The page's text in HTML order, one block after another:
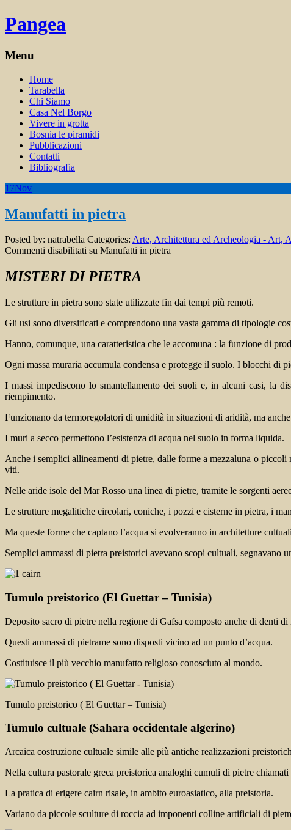
Pangea
Menu
Home
Tarabella
Chi Siamo
Casa Nel Borgo
Vivere in grotta
Bosnia le piramidi
Pubblicazioni
Contatti
Bibliografia
17Nov
Manufatti in pietra
Posted by: natrabella Categories: Arte, Architettura ed Archeologia - Art,
Commenti disabilitati su Manufatti in pietra
MISTERI DI PIETRA
Le strutture in pietra sono state utilizzate fin dai tempi più remoti.
Gli usi sono diversificati e comprendono una vasta gamma di tipologie
Hanno, comunque, una caratteristica che le accomuna : la funzione di
Ogni massa muraria accumula condensa e protegge il suolo. I blocchi di
I massi impediscono lo smantellamento dei suoli e, in alcuni casi, la
riempimento.
Funzionano da termoregolatori di umidità in situazioni di aridità, ma
I muri a secco permettono l’esistenza di acqua nel suolo in forma liquida.
Anche i semplici allineamenti di pietre, dalle forme a mezzaluna o
viti.
Nelle aride isole del Mar Rosso una linea di pietre, tramite le sorgenti
Le strutture megalitiche circolari, coniche, i pozzi e cisterne in pietra, i
Ma queste forme che captano l’acqua si evolveranno in architetture
Semplici ammassi di pietra preistorici avevano scopi cultuali, segnavano
Tumulo preistorico (El Guettar – Tunisia)
Deposito sacro di pietre nella regione di Gafsa composto anche di denti
Questi ammassi di pietrame sono disposti vicino ad un punto d’acqua.
Costituisce il più vecchio manufatto religioso conosciuto al mondo.
Tumulo preistorico ( El Guettar – Tunisia)
Tumulo cultuale (Sahara occidentale algerino)
Arcaica costruzione cultuale simile alle più antiche realizzazioni
Nella cultura pastorale greca preistorica analoghi cumuli di pietre chiamati
La pratica di erigere cairn risale, in ambito euroasiatico, alla preistoria.
Variano da piccole sculture di roccia ad imponenti colline artificiali di